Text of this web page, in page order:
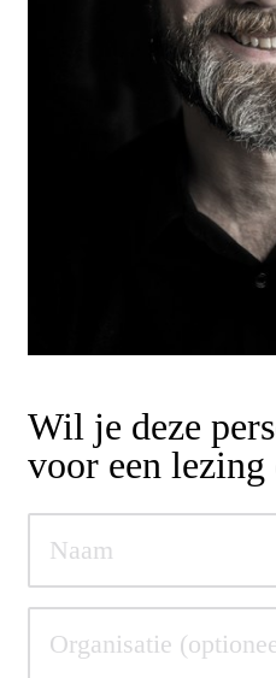
Wil je deze
voor een